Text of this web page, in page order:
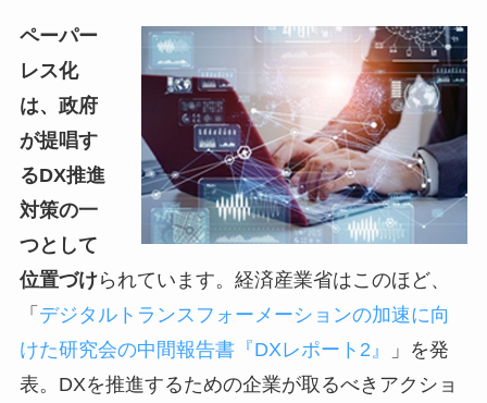
ペーパー
レス化
は、政府
が提唱す
るDX推進
対策の一
つとして
位置づけられています。経済産業省はこのほど、
「 デジタルトランスフォーメーションの加速に向
けた研究会の中間報告書『DXレポート2』
」を発
表。DXを推進するための企業が取るべきアクショ